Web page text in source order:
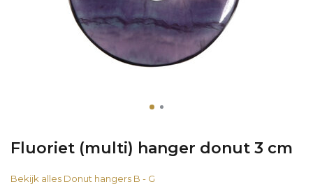
Fluoriet (multi) hanger donut 3 cm
Bekijk alles Donut hangers B - G